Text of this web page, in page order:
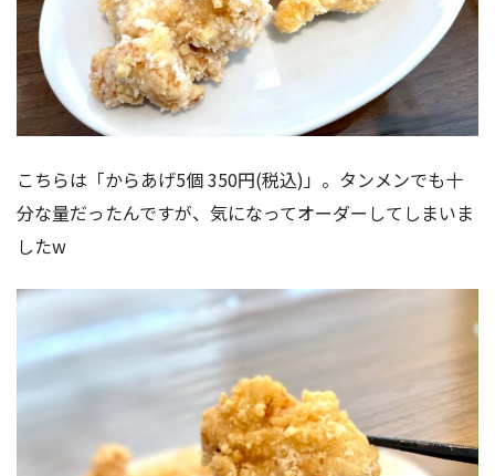
こちらは「からあげ5個 350円(税込)」。タンメンでも十
分な量だったんですが、気になってオーダーしてしまいま
したw